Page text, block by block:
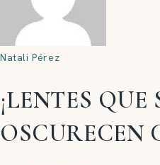
Natali Pérez
¡LENTES QUE
OSCURECEN